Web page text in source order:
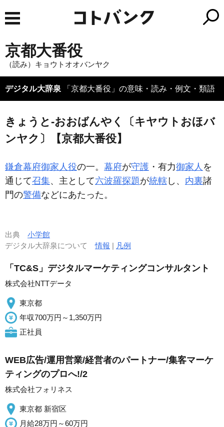
京都大番役
（読み）キョウトオオバンヤク
デジタル大辞泉 「京都大番役」の意味・読み・例文・類語
きょうと‐おおばんやく〔キヤウトおほバ
ンヤク〕【京都大番役】
鎌倉幕府御家人役の一。 幕府が守護 ・有力御家人 を
通じて召集、主として六波羅探題が統轄 し、 内裏諸
門の警備などにあたった。
出典 小学館
デジタル大辞泉について情報 | 凡例
「TC&S」デジタルマーケティングコンサルタント
株式会社NTTデータ
東京都
年収700万円～1,350万円
正社員
WEB広告/運用営業/経営者のパートナー/集客マーケ
ティングのプロへ!/2
株式会社フォリネス
東京都 新宿区
月給28万円～60万円